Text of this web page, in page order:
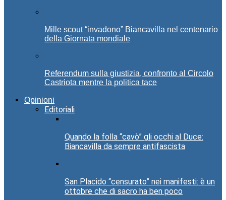
Mille scout “invadono” Biancavilla nel centenario
della Giornata mondiale
Referendum sulla giustizia, confronto al Circolo
Castriota mentre la politica tace
Opinioni
Editoriali
Quando la folla “cavò” gli occhi al Duce:
Biancavilla da sempre antifascista
San Placido “censurato” nei manifesti: è un
ottobre che di sacro ha ben poco